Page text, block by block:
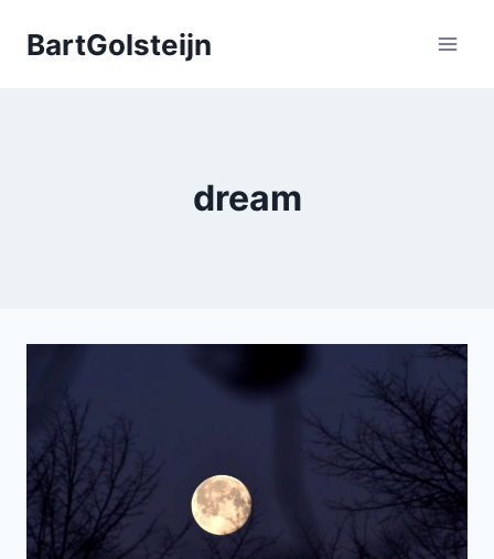
naarBartGolsteijn
dream